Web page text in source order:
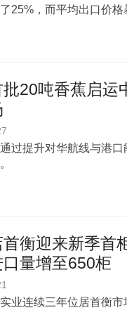
25%，而平均出口价格
20吨香蕉启运
过提升对华航线与港
衡迎来新季首
量增至650柜
业连续三年位居首衡市